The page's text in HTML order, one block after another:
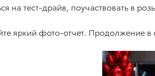
на тест-драйв, поучаствовать в
яркий фото-отчет. Продолжение в